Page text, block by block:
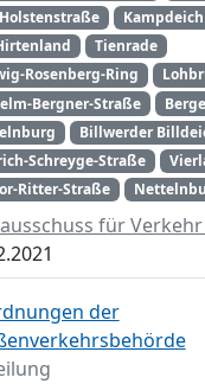
Kampdeich
Tienrade
Rosenberg-Ring
Bergner-Straße
Billwerder
Schreyge-Straße
Ritter-Straße
für
der